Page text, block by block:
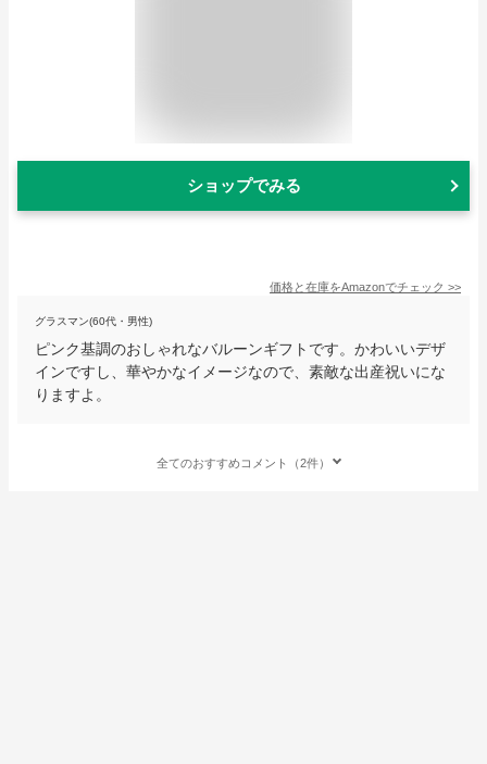
ショップでみる
価格と在庫をAmazonでチェック >>
グラスマン(60代・男性)
ピンク基調のおしゃれなバルーンギフトです。かわいいデザ
インですし、華やかなイメージなので、素敵な出産祝いにな
りますよ。
全てのおすすめコメント（2件）